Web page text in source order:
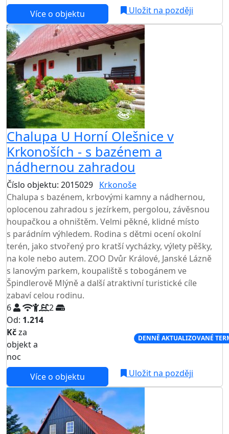
Více o objektu Uložit na později
Chalupa U Horní Olešnice v
Krkonoších - s bazénem a
nádhernou zahradou
Číslo objektu: 2015029 Krkonoše
Chalupa s bazénem, krbovými kamny a nádhernou,
oplocenou zahradou s jezírkem, pergolou, závěsnou
houpačkou a ohništěm. Velmi pěkné, klidné místo
s parádním výhledem. Rodina s dětmi ocení okolní
terén, jako stvořený pro kratší vycházky, výlety pěšky,
na kole nebo autem. ZOO Dvůr Králové, Janské Lázně
s lanovým parkem, koupaliště s tobogánem ve
Špindlerově Mlýně a další atraktivní turistické cíle
zabaví celou rodinu.
6
2
Od: 1.214
Kčza
objekt a
noc
DENNĚ AKTUALIZOVANÉ
Více o objektu Uložit na později